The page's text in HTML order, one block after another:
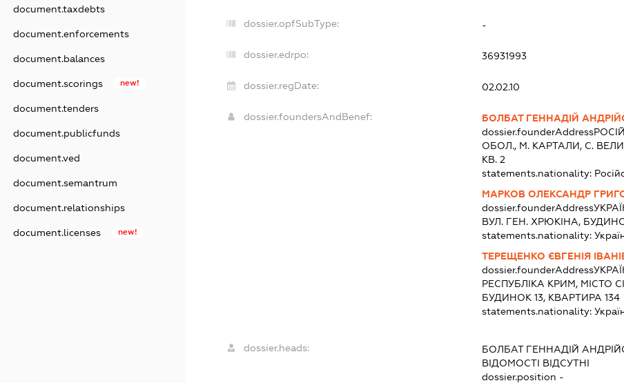
document.taxdebts
document.enforcements
document.balances
document.scorings new!
document.tenders
document.publicfunds
document.ved
document.semantrum
document.relationships
document.licenses new!
dossier.opfSubType: -
dossier.edrpo: 36931993
dossier.regDate: 02.02.10
dossier.foundersAndBenef:
БОЛБАТ ГЕННАДІЙ
dossier.founderAddress
ОБОЛ., М. КАРТАЛИ, С.
КВ. 2
statements.nationality:
МАРКОВ ОЛЕКСАНДР
dossier.founderAddress
ВУЛ. ГЕН. ХРЮКІНА,
statements.nationality:
ТЕРЕЩЕНКО ЄВГЕНІЯ
dossier.founderAddress
РЕСПУБЛІКА КРИМ, МІСТО
БУДИНОК 13, КВАРТИРА 134
statements.nationality:
dossier.heads: БОЛБАТ ГЕННАДІЙ
ВІДОМОСТІ ВІДСУТНІ
dossier.position -